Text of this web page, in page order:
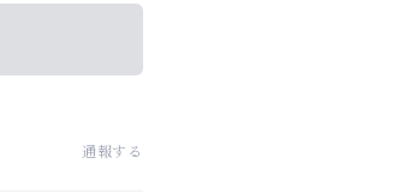
通報する